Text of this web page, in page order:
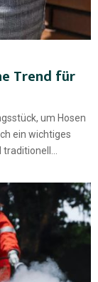
Trend für
um Hosen
ein wichtiges
traditionell...